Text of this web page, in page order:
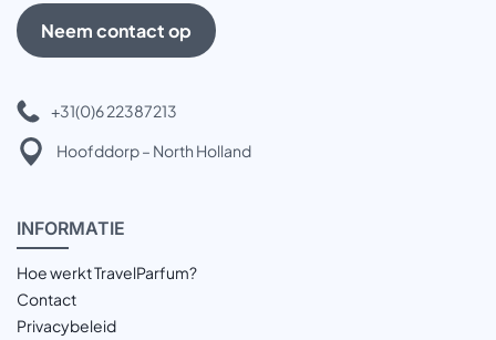
Neem contact op
+31(0)6 22387213
Hoofddorp – North Holland
INFORMATIE
Hoe werkt TravelParfum?
Contact
Privacybeleid